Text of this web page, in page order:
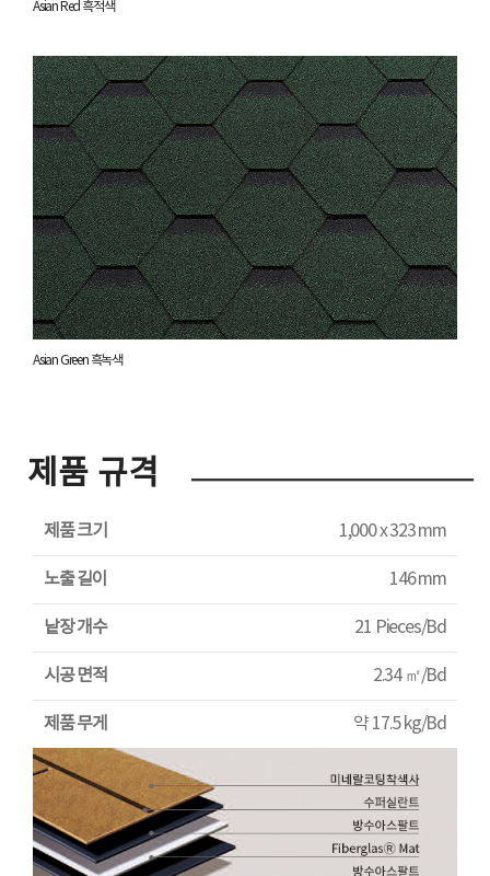
Asian Red 흑적색
Asian Green 흑녹색
제품 규격
제품 크기 1,000 x 323 mm
노출 길이 146 mm
낱장 개수 21 Pieces/Bd
시공 면적 2.34 ㎡/Bd
제품 무게 약 17.5 kg/Bd